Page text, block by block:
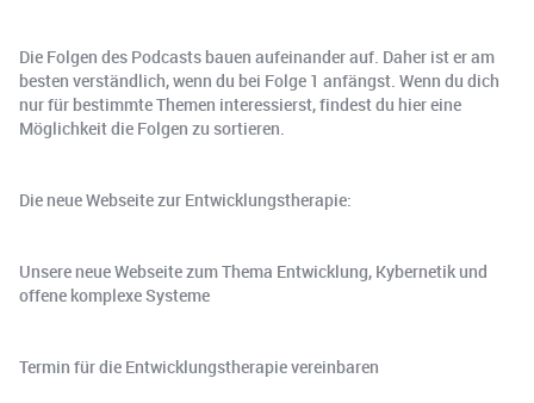
Die Folgen des Podcasts bauen aufeinander auf. Daher ist er am
besten verständlich, wenn du bei Folge 1 anfängst. Wenn du dich
nur für bestimmte Themen interessierst, findest du hier eine
Möglichkeit die Folgen zu sortieren.
Die neue Webseite zur Entwicklungstherapie:
Unsere neue Webseite zum Thema Entwicklung, Kybernetik und
offene komplexe Systeme
Termin für die Entwicklungstherapie vereinbaren